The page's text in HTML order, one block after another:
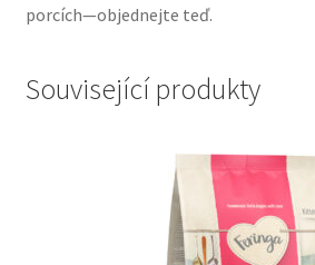
porcích—objednejte teď.
Související produkty